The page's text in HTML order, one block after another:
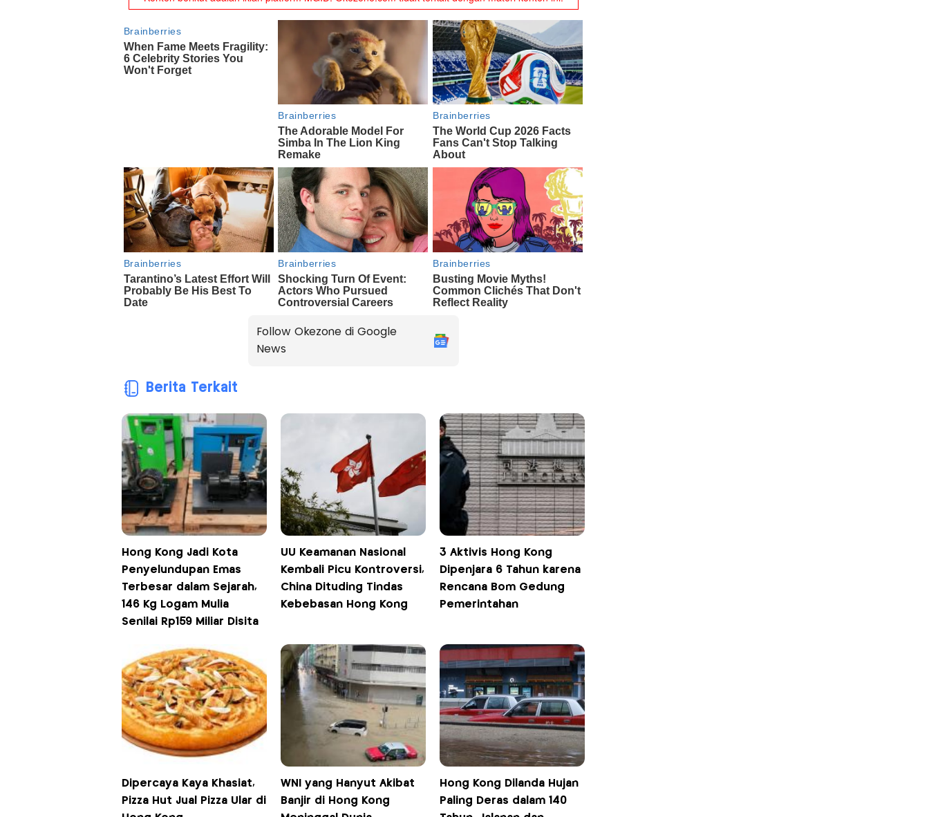
Follow Okezone di Google
News
Berita Terkait
Hong Kong Jadi Kota
Penyelundupan Emas
Terbesar dalam Sejarah,
146 Kg Logam Mulia
Senilai Rp159 Miliar Disita
UU Keamanan Nasional
Kembali Picu Kontroversi,
China Dituding Tindas
Kebebasan Hong Kong
3 Aktivis Hong Kong
Dipenjara 6 Tahun karena
Rencana Bom Gedung
Pemerintahan
Dipercaya Kaya Khasiat,
Pizza Hut Jual Pizza Ular di
WNI yang Hanyut Akibat
Banjir di Hong Kong
Hong Kong Dilanda Hujan
Paling Deras dalam 140